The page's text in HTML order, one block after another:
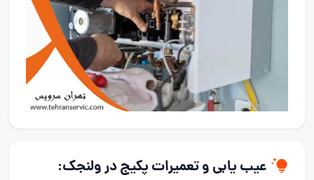
عیب یابی و تعمیرات پکیج در ولنجک: